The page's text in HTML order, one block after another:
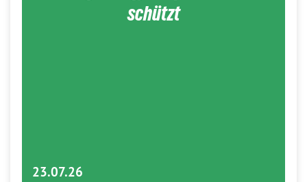
schützt
23.07.26